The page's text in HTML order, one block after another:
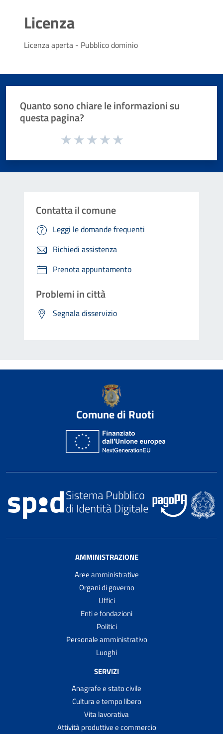
Licenza
Licenza aperta - Pubblico dominio
Quanto sono chiare le informazioni su
questa pagina?
Valuta da 1 a 5 stelle la pagina
Contatta il comune
Leggi le domande frequenti
Richiedi assistenza
Prenota appuntamento
Problemi in città
Segnala disservizio
Comune di Ruoti
AMMINISTRAZIONE
Aree amministrative
Organi di governo
Uffici
Enti e fondazioni
Politici
Personale amministrativo
Luoghi
SERVIZI
Anagrafe e stato civile
Cultura e tempo libero
Vita lavorativa
Attività produttive e commercio